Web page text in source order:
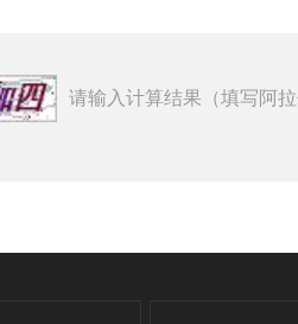
请输入计算结果（填写阿